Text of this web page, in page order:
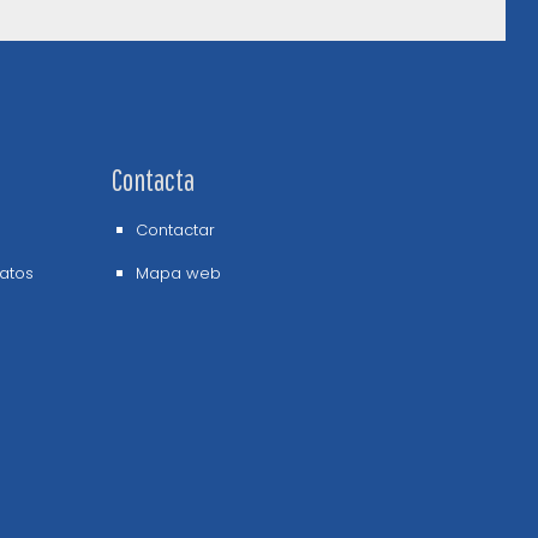
Contacta
Contactar
Mapa web